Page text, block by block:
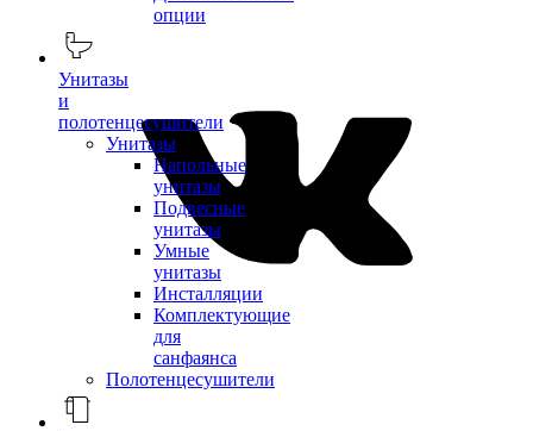
опции
Унитазы
и
полотенцесушители
Унитазы
Напольные
унитазы
Подвесные
унитазы
Умные
унитазы
Инсталляции
Комплектующие
для
санфаянса
Полотенцесушители